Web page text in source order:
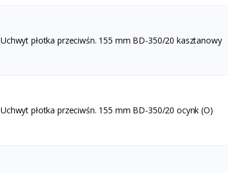
Uchwyt płotka przeciwśn. 155 mm BD-350/20 kasztanowy
Uchwyt płotka przeciwśn. 155 mm BD-350/20 ocynk (O)